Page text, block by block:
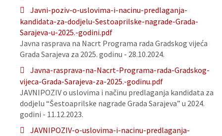
Javni-poziv-o-uslovima-i-nacinu-predlaganja-
kandidata-za-dodjelu-Sestoaprilske-nagrade-Grada-
Sarajeva-u-2025.-godini.pdf
Javna rasprava na Nacrt Programa rada Gradskog vijeća
Grada Sarajeva za 2025. godinu - 28.10.2024.
Javna-rasprava-na-Nacrt-Programa-rada-Gradskog-
vijeca-Grada-Sarajeva-za-2025.-godinu.pdf
JAVNIPOZIV o uslovima i načinu predlaganja kandidata za
dodjelu “Šestoaprilske nagrade Grada Sarajeva” u 2024.
godini - 11.12.2023.
JAVNIPOZIV-o-uslovima-i-nacinu-predlaganja-